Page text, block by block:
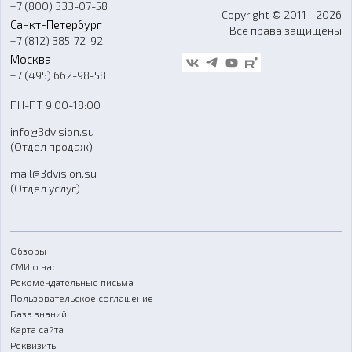
Контакты
Гос. закупки
Стать дилером
Блог
FAQ
+7 (800) 333-07-58
Санкт-Петербург
+7 (812) 385-72-92
Москва
+7 (495) 662-98-58
ПН-ПТ 9:00-18:00
info@3dvision.su
(Отдел продаж)
mail@3dvision.su
(Отдел услуг)
Copyright © 2011 - 2026
Все права защищены
Обзоры
СМИ о нас
Рекомендательные письма
Пользовательское соглашение
База знаний
Карта сайта
Реквизиты